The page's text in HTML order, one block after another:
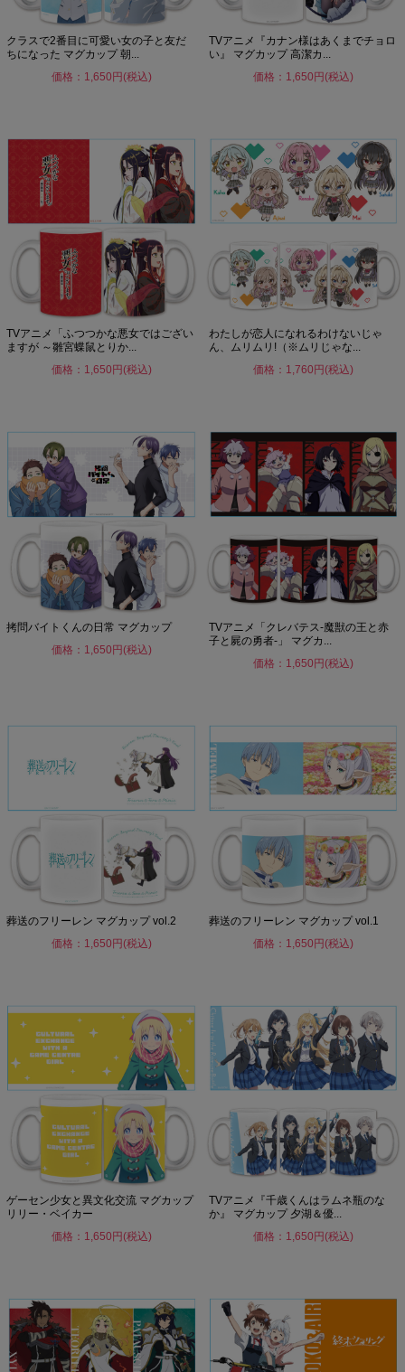
クラスで2番目に可愛い女の子と友だ
ちになった マグカップ 朝...
価格：1,650円(税込)
TVアニメ『カナン様はあくまでチョロ
い』 マグカップ 高潔カ...
価格：1,650円(税込)
TVアニメ「ふつつかな悪女ではござい
ますが ～雛宮蝶鼠とりか...
価格：1,650円(税込)
わたしが恋人になれるわけないじゃ
ん、ムリムリ!（※ムリじゃな...
価格：1,760円(税込)
拷問バイトくんの日常 マグカップ
価格：1,650円(税込)
TVアニメ「クレバテス-魔獣の王と赤
子と屍の勇者-」 マグカ...
価格：1,650円(税込)
葬送のフリーレン マグカップ vol.2
価格：1,650円(税込)
葬送のフリーレン マグカップ vol.1
価格：1,650円(税込)
ゲーセン少女と異文化交流 マグカップ
リリー・ベイカー
価格：1,650円(税込)
TVアニメ『千歳くんはラムネ瓶のな
か』 マグカップ 夕湖＆優...
価格：1,650円(税込)